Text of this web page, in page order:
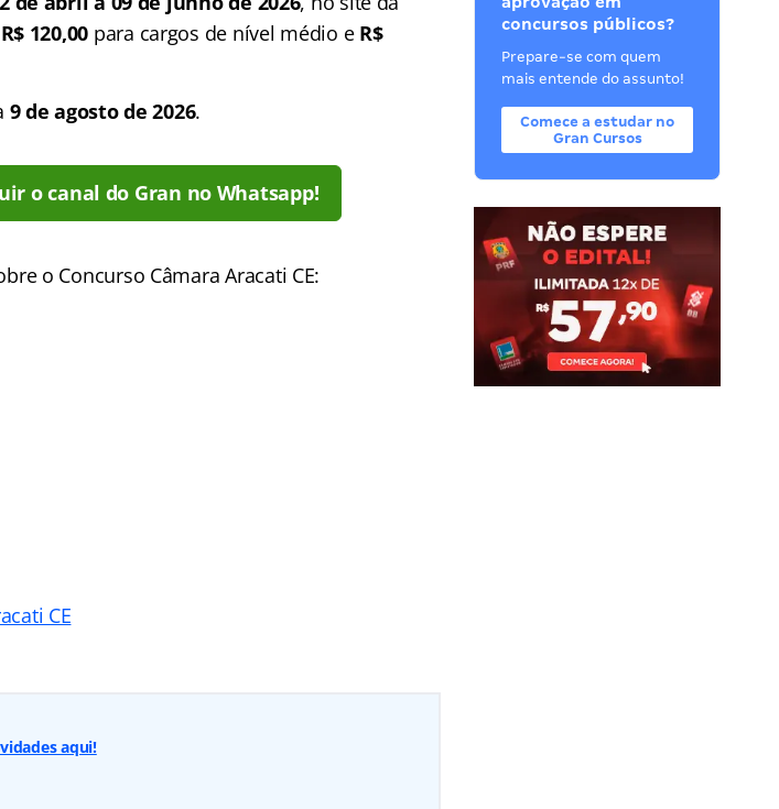
R$ 120,00 para cargos de nível médio e R$
9 de agosto de 2026.
o canal do Gran no Whatsapp!
o Concurso Câmara Aracati CE:
CE
aqui!
concursos públicos?
Prepare-se com quem
mais entende do assunto!
Comece a estudar no
Gran Cursos